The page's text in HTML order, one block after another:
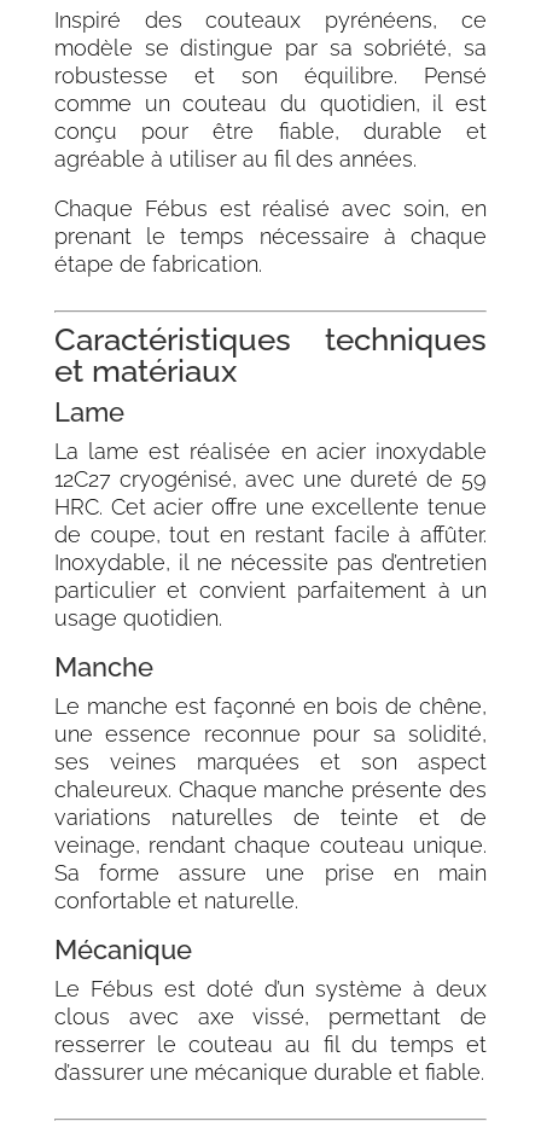
Inspiré des couteaux pyrénéens, ce
modèle se distingue par sa sobriété, sa
robustesse et son équilibre. Pensé
comme un couteau du quotidien, il est
conçu pour être fiable, durable et
agréable à utiliser au fil des années.
Chaque Fébus est réalisé avec soin, en
prenant le temps nécessaire à chaque
étape de fabrication.
Caractéristiques techniques
et matériaux
Lame
La lame est réalisée en acier inoxydable
12C27 cryogénisé, avec une dureté de 59
HRC. Cet acier offre une excellente tenue
de coupe, tout en restant facile à affûter.
Inoxydable, il ne nécessite pas d’entretien
particulier et convient parfaitement à un
usage quotidien.
Manche
Le manche est façonné en bois de chêne,
une essence reconnue pour sa solidité,
ses veines marquées et son aspect
chaleureux. Chaque manche présente des
variations naturelles de teinte et de
veinage, rendant chaque couteau unique.
Sa forme assure une prise en main
confortable et naturelle.
Mécanique
Le Fébus est doté d’un système à deux
clous avec axe vissé, permettant de
resserrer le couteau au fil du temps et
d’assurer une mécanique durable et fiable.